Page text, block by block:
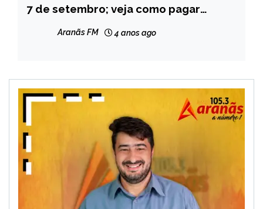
NOTÍCIAS
7 de setembro; veja como pagar
Aranãs FM 4 anos ago